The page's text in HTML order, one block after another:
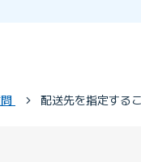
配送先を指定する